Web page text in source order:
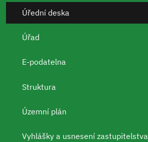
Úřední deska
Úřad
E-podatelna
Struktura
Územní plán
Vyhlášky a usnesení zastupitelstva